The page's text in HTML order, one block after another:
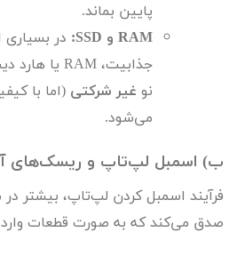
پایین بماند.
RAM و SSD
: در بسیاری
جذابیت، RAM یا هارد
نو غیر شرکتی (اما با
می‌شود.
ب) اسمبل لپ‌تاپ و ریسک‌های آن
فرآیند اسمبل کردن لپ‌تاپ، بیشتر
صدق می‌کند که به صورت قطعات وارد